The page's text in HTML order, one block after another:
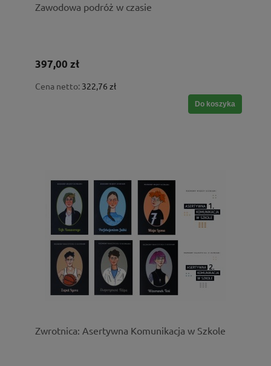
Zawodowa podróż w czasie
397,00 zł
Cena netto: 322,76 zł
Do koszyka
Zwrotnica: Asertywna Komunikacja w Szkole